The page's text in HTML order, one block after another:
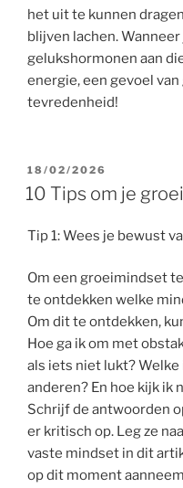
het uit te kunnen
blijven lachen.
gelukshormonen aan
energie, een gevoel
tevredenheid!
GEPLAATST
OP
18/02/2026
10 Tips om je
Tip 1: Wees je bewust
Om een groeimindset
te ontdekken welke
Om dit te ontdekken,
Hoe ga ik om met
als iets niet lukt?
anderen? En hoe kijk ik
Schrijf de antwoorden
er kritisch op. Leg ze
vaste mindset in dit
op dit moment